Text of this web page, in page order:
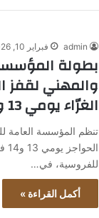
admin فبراير 10, 2026
بطولة
والمهني لقفز
الغرّاء يومي 13 و14
تنظم المؤسسة العامة
للفروسية، في…
أكمل القراءة »